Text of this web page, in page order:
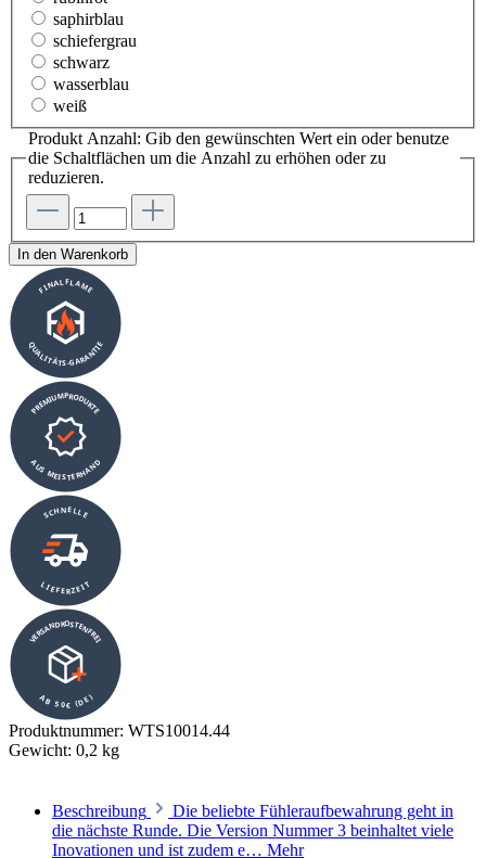
saphirblau
schiefergrau
schwarz
wasserblau
weiß
Produkt Anzahl: Gib den gewünschten Wert ein oder benutze
die Schaltflächen um die Anzahl zu erhöhen oder zu
reduzieren.
In den Warenkorb
FINALFLAME
QUALITÄTS-GARANTIE
PREMIUMPRODUKTE
AUS MEISTERHAND
SCHNELLE
LIEFERZEIT
VERSANDKOSTENFREI
AB 50€ (DE)
Produktnummer: WTS10014.44
Gewicht: 0,2 kg
Beschreibung
Die beliebte Fühleraufbewahrung geht in
die nächste Runde. Die Version Nummer 3 beinhaltet viele
Inovationen und ist zudem e… Mehr